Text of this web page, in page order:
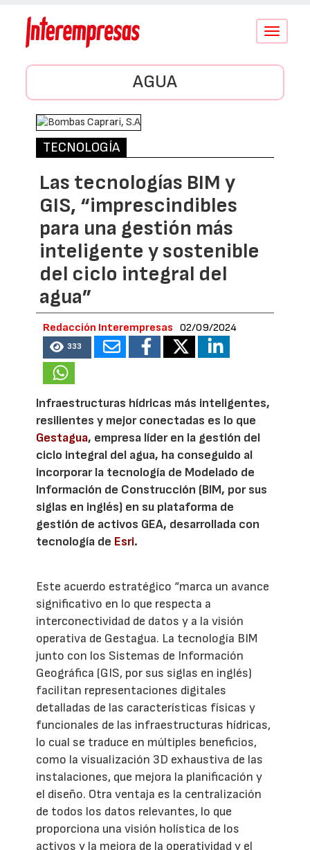
Conmutar
AGUA
TECNOLOGÍA
Las tecnologías BIM y
GIS, “imprescindibles
para una gestión más
inteligente y sostenible
del ciclo integral del
agua”
Redacción Interempresas 02/09/2024
333
Infraestructuras hídricas más inteligentes,
resilientes y mejor conectadas es lo que
Gestagua, empresa líder en la gestión del
ciclo integral del agua, ha conseguido al
incorporar la tecnología de Modelado de
Información de Construcción (BIM, por sus
siglas en inglés) en su plataforma de
gestión de activos GEA, desarrollada con
tecnología de Esri.
Este acuerdo estratégico “marca un avance
significativo en lo que respecta a
interconectividad de datos y a la visión
operativa de Gestagua. La tecnología BIM
junto con los Sistemas de Información
Geográfica (GIS, por sus siglas en inglés)
facilitan representaciones digitales
detalladas de las características físicas y
funcionales de las infraestructuras hídricas,
lo cual se traduce en múltiples beneficios,
como la visualización 3D exhaustiva de las
instalaciones, que mejora la planificación y
el diseño. Otra ventaja es la centralización
de todos los datos relevantes, lo que
proporciona una visión holística de los
activos y la mejora de la operatividad y el